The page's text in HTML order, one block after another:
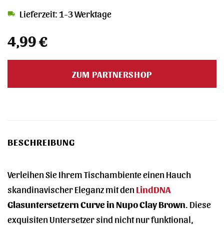
4,99€
Lieferzeit: 1-3 Werktage
ZUM PARTNERSHOP
BESCHREIBUNG
Verleihen Sie Ihrem Tischambiente einen Hauch
skandinavischer Eleganz mit den LindDNA
Glasuntersetzern Curve in Nupo Clay Brown . Diese
exquisiten Untersetzer sind nicht nur funktional,